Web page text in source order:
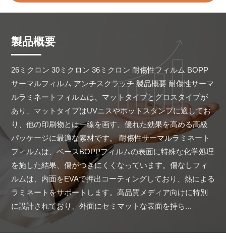
製品概要
26ミクロン 30ミクロン 36ミクロン 耐傷性フィルム BOPP
サーマルフィルム アンチスクラッチ 製品概要 耐傷性サーマ
ルラミネートフィルムは、マットタイプとグロスタイプが
あり、マットタイプはUVニスやホットスタンプに適してお
り、他の印刷物とは一線を画す、優れた効果を高める高級
パッケージに最適な素材です。 耐傷性サーマルラミネート
フィルムは、ベースBOPPフィルムの表面に特殊な化学処理
を施した結果、傷がつきにくくなっています。傷なしフィ
ルムは、内面をEVAで押出コーティングしており、熱による
ラミネートをサポートします。高品質メディア向けに特別
に設計されており、外面にセミマットな表面を持ち...